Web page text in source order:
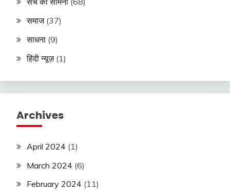
समाज(37)
साधना (9)
हिंदी न्यूज़(1)
Archives
April 2024 (1)
March 2024 (6)
February 2024 (11)